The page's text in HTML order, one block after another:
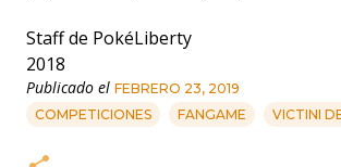
Staff de PokéLiberty
2018
Publicado el FEBRERO 23, 2019
COMPETICIONES
FANGAME VICTINI